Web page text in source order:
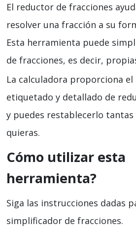
El reductor de fracciones
resolver una fracción a su
Esta herramienta puede
de fracciones, es decir,
La calculadora proporciona el
etiquetado y detallado de
y puedes restablecerlo tantas
quieras.
Cómo utilizar esta
herramienta?
Siga las instrucciones dadas
simplificador de fracciones.